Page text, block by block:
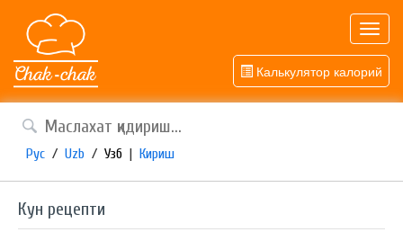
Калькулятор калорий
Рус / Uzb / Узб | Кириш
Кун рецепти